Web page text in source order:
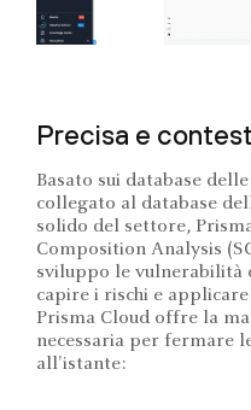
Precisa e
Basato sui database
collegato al database
solido del settore,
Composition Analysis
sviluppo le vulnerabilità
capire i rischi e
Prisma Cloud offre la
necessaria per fermare
all'istante: